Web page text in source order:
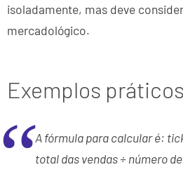
isoladamente, mas deve
mercadológico.
Exemplos
A fórmula para calcular é:
total das vendas ÷ número